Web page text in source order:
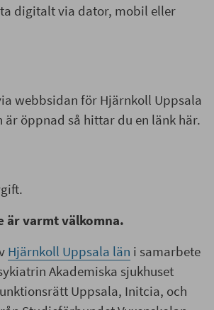
digitalt via dator, mobil eller
webbsidan för Hjärnkoll Uppsala
är öppnad så hittar du en länk här.
är varmt välkomna.
Hjärnkoll Uppsala län i samarbete
Akademiska sjukhuset
Uppsala, Initcia, och